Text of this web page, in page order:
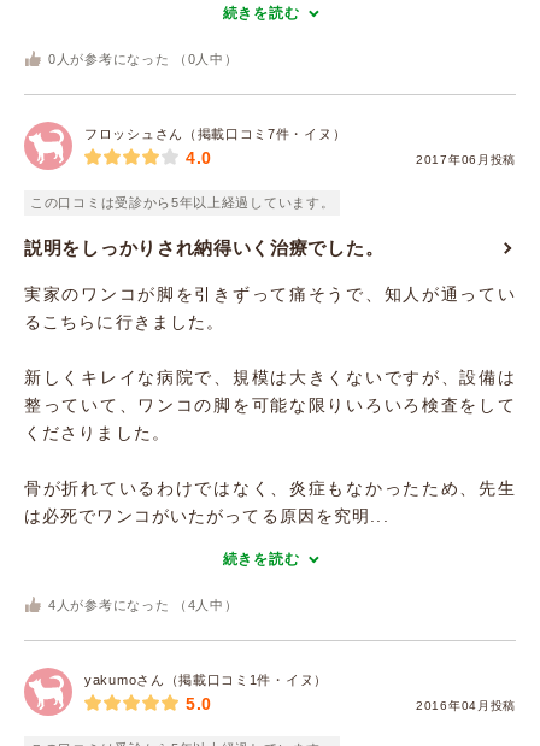
続きを読む
0 人が参考になった （ 0 人中）
フロッシュさん（掲載口コミ7件・イヌ）
2017年06月投稿
4.0
この口コミは受診から5年以上経過しています。
説明をしっかりされ納得いく治療でした。
実家のワンコが脚を引きずって痛そうで、知人が通ってい
るこちらに行きました。
新しくキレイな病院で、規模は大きくないですが、設備は
整っていて、ワンコの脚を可能な限りいろいろ検査をして
くださりました。
骨が折れているわけではなく、炎症もなかったため、先生
は必死でワンコがいたがってる原因を究明...
続きを読む
4 人が参考になった （ 4 人中）
yakumoさん（掲載口コミ1件・イヌ）
2016年04月投稿
5.0